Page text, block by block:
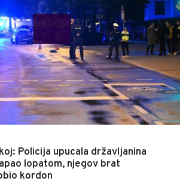
Policija upucala državljanina
lopatom, njegov brat
kordon